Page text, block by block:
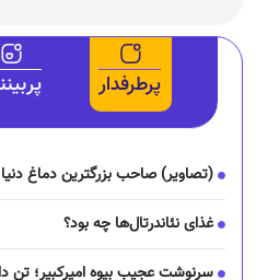
پرطرفدار
(تصاویر) صاحب بزرگترین دماغ دنیا
غذای نئاندرتال‌ها چه بود؟
سرنوشت عجیب بیوه امیرکبیر؛ تن